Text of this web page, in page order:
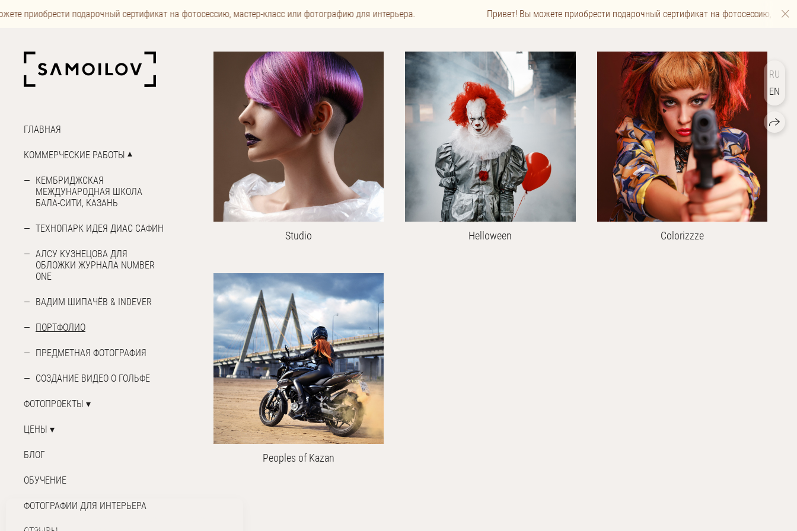
ГЛАВНАЯ
КОММЕРЧЕСКИЕ РАБОТЫ
КЕМБРИДЖСКАЯ
МЕЖДУНАРОДНАЯ ШКОЛА
БАЛА-СИТИ, КАЗАНЬ
ТЕХНОПАРК ИДЕЯ ДИАС САФИН
АЛСУ КУЗНЕЦОВА ДЛЯ
ОБЛОЖКИ ЖУРНАЛА NUMBER
ONE
ВАДИМ ШИПАЧЁВ & INDEVER
ПОРТФОЛИО
ПРЕДМЕТНАЯ ФОТОГРАФИЯ
СОЗДАНИЕ ВИДЕО О ГОЛЬФЕ
ФОТОПРОЕКТЫ
ЦЕНЫ
БЛОГ
ОБУЧЕНИЕ
ФОТОГРАФИИ ДЛЯ ИНТЕРЬЕРА
Studio Helloween Colorizzze
Peoples of Kazan
RU
EN
приобрести подарочный сертификат на фотосессию, мастер-класс или фотографию для интерьера. Привет! Вы можете приобрести подарочный сертификат на фотосессию,